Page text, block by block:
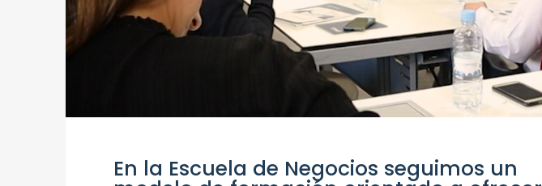
En la Escuela de Negocios seguimos un